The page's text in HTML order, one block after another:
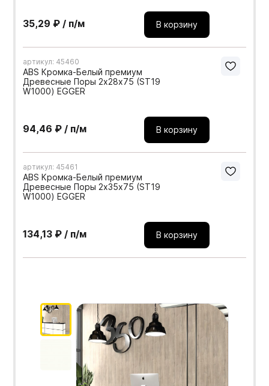
35,29 ₽ / п/м В корзину
артикул: 45460
ABS Кромка-Белый премиум
Древесные Поры 2х28х75 (ST19
W1000) EGGER
94,46 ₽ / п/м В корзину
артикул: 45461
ABS Кромка-Белый премиум
Древесные Поры 2х35х75 (ST19
W1000) EGGER
134,13 ₽ / п/м В корзину